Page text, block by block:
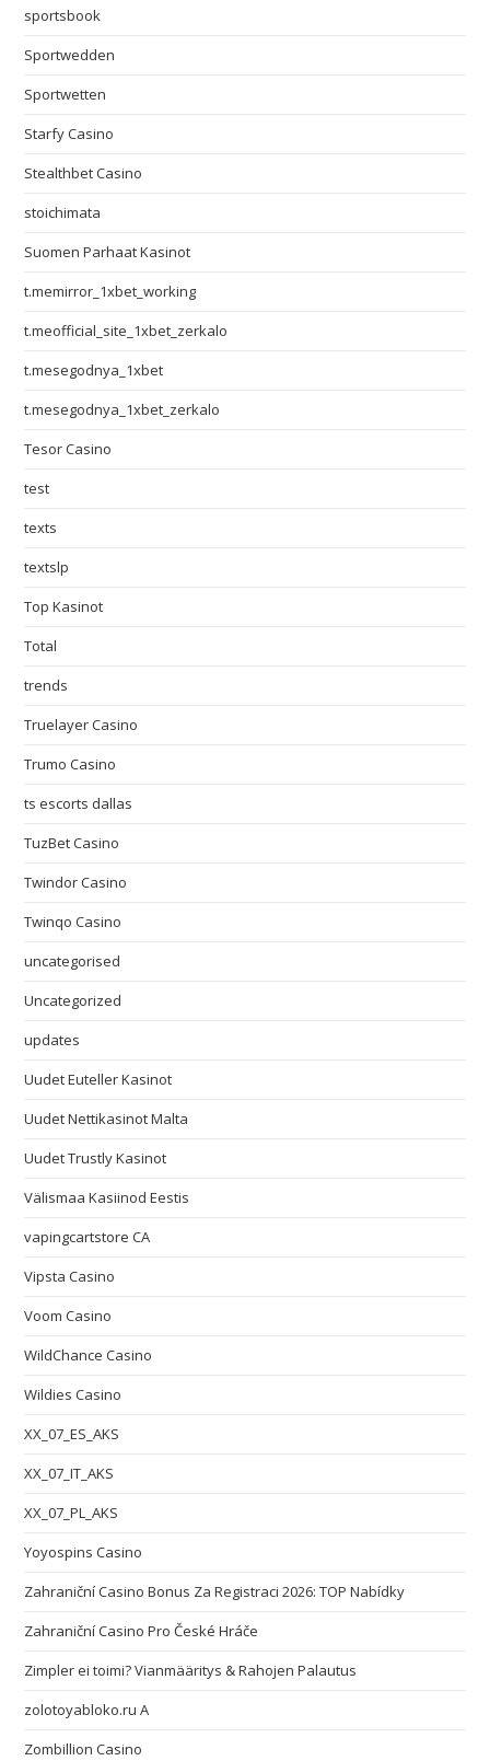
sportsbook
Sportwedden
Sportwetten
Starfy Casino
Stealthbet Casino
stoichimata
Suomen Parhaat Kasinot
t.memirror_1xbet_working
t.meofficial_site_1xbet_zerkalo
t.mesegodnya_1xbet
t.mesegodnya_1xbet_zerkalo
Tesor Casino
test
texts
textslp
Top Kasinot
Total
trends
Truelayer Casino
Trumo Casino
ts escorts dallas
TuzBet Casino
Twindor Casino
Twinqo Casino
uncategorised
Uncategorized
updates
Uudet Euteller Kasinot
Uudet Nettikasinot Malta
Uudet Trustly Kasinot
Välismaa Kasiinod Eestis
vapingcartstore CA
Vipsta Casino
Voom Casino
WildChance Casino
Wildies Casino
XX_07_ES_AKS
XX_07_IT_AKS
XX_07_PL_AKS
Yoyospins Casino
Zahraniční Casino Bonus Za Registraci 2026: TOP Nabídky
Zahraniční Casino Pro České Hráče
Zimpler ei toimi? Vianmääritys & Rahojen Palautus
zolotoyabloko.ru A
Zombillion Casino